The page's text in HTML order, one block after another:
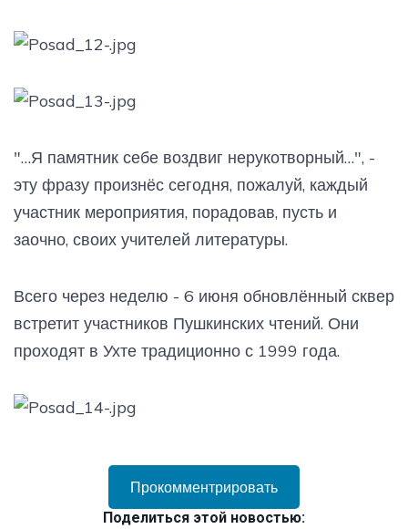
"…Я памятник себе воздвиг нерукотворный…", -
эту фразу произнёс сегодня, пожалуй, каждый
участник мероприятия, порадовав, пусть и
заочно, своих учителей литературы.
Всего через неделю - 6 июня обновлённый сквер
встретит участников Пушкинских чтений. Они
проходят в Ухте традиционно с 1999 года.
Прокомментрировать
Поделиться этой новостью: